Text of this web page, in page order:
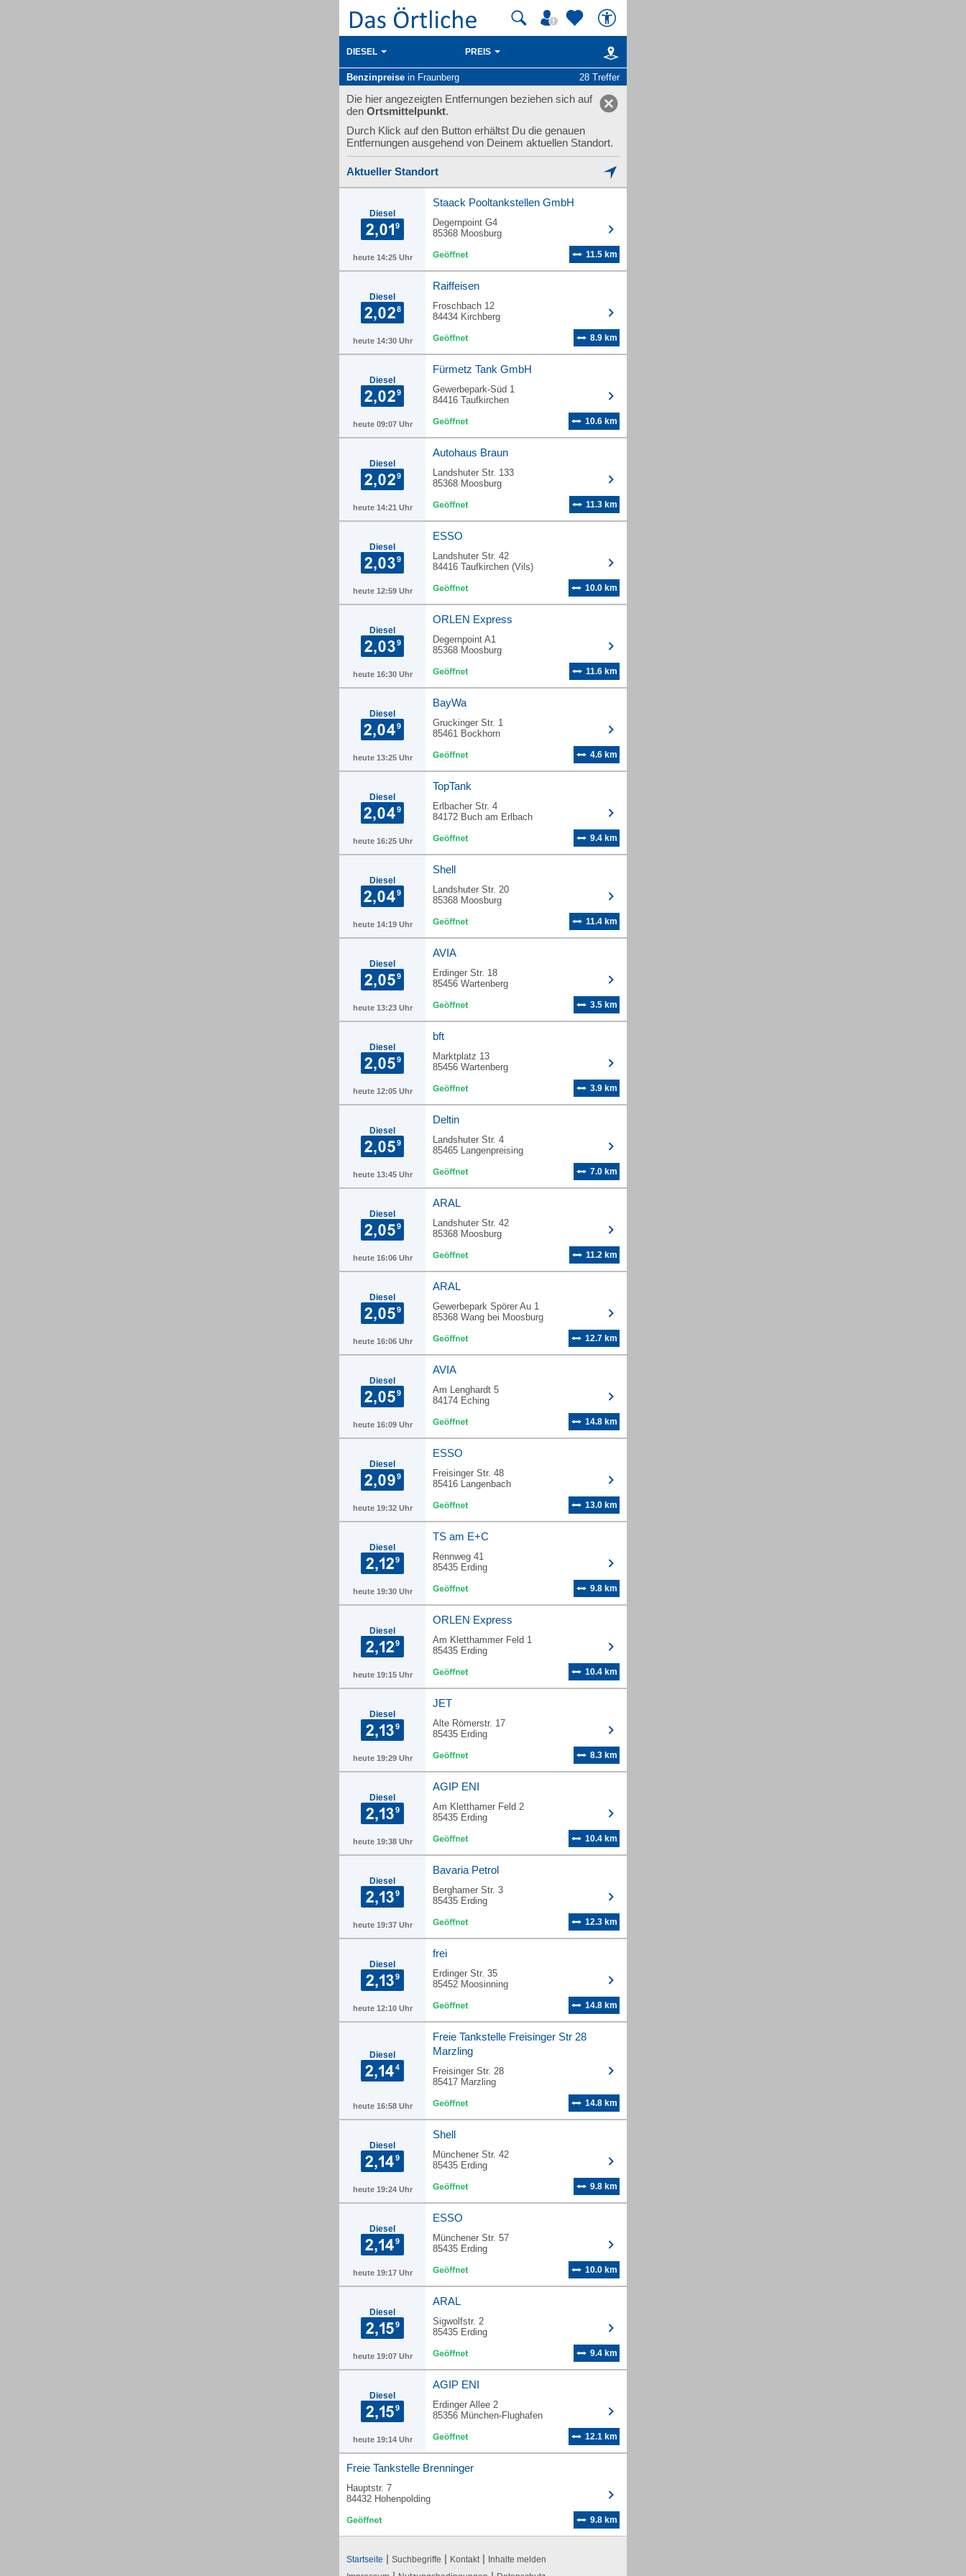
DIESEL PREIS
Benzinpreise in Fraunberg 28 Treffer
Die hier angezeigten Entfernungen beziehen sich auf
den Ortsmittelpunkt.
Durch Klick auf den Button erhältst Du die genauen
Entfernungen ausgehend von Deinem aktuellen Standort.
Aktueller Standort
Diesel
heute 14:25 Uhr
Staack Pooltankstellen GmbH
Degernpoint G4
85368 Moosburg
11.5 km
Diesel
heute 14:30 Uhr
Raiffeisen
Froschbach 12
84434 Kirchberg
8.9 km
Diesel
heute 09:07 Uhr
Fürmetz Tank GmbH
Gewerbepark-Süd 1
84416 Taufkirchen
10.6 km
Diesel
heute 14:21 Uhr
Autohaus Braun
Landshuter Str. 133
85368 Moosburg
11.3 km
Diesel
heute 12:59 Uhr
ESSO
Landshuter Str. 42
84416 Taufkirchen (Vils)
10.0 km
Diesel
heute 16:30 Uhr
ORLEN Express
Degernpoint A1
85368 Moosburg
11.6 km
Diesel
heute 13:25 Uhr
BayWa
Gruckinger Str. 1
85461 Bockhorn
4.6 km
Diesel
heute 16:25 Uhr
TopTank
Erlbacher Str. 4
84172 Buch am Erlbach
9.4 km
Diesel
heute 14:19 Uhr
Shell
Landshuter Str. 20
85368 Moosburg
11.4 km
Diesel
heute 13:23 Uhr
AVIA
Erdinger Str. 18
85456 Wartenberg
3.5 km
Diesel
heute 12:05 Uhr
bft
Marktplatz 13
85456 Wartenberg
3.9 km
Diesel
heute 13:45 Uhr
Deltin
Landshuter Str. 4
85465 Langenpreising
7.0 km
Diesel
heute 16:06 Uhr
ARAL
Landshuter Str. 42
85368 Moosburg
11.2 km
Diesel
heute 16:06 Uhr
ARAL
Gewerbepark Spörer Au 1
85368 Wang bei Moosburg
12.7 km
Diesel
heute 16:09 Uhr
AVIA
Am Lenghardt 5
84174 Eching
14.8 km
Diesel
heute 19:32 Uhr
ESSO
Freisinger Str. 48
85416 Langenbach
13.0 km
Diesel
heute 19:30 Uhr
TS am E+C
Rennweg 41
85435 Erding
9.8 km
Diesel
heute 19:15 Uhr
ORLEN Express
Am Kletthammer Feld 1
85435 Erding
10.4 km
Diesel
heute 19:29 Uhr
JET
Alte Römerstr. 17
85435 Erding
8.3 km
Diesel
heute 19:38 Uhr
AGIP ENI
Am Kletthamer Feld 2
85435 Erding
10.4 km
Diesel
heute 19:37 Uhr
Bavaria Petrol
Berghamer Str. 3
85435 Erding
12.3 km
Diesel
heute 12:10 Uhr
frei
Erdinger Str. 35
85452 Moosinning
14.8 km
Diesel
heute 16:58 Uhr
Freie Tankstelle Freisinger Str 28
Marzling
Freisinger Str. 28
85417 Marzling
14.8 km
Diesel
heute 19:24 Uhr
Shell
Münchener Str. 42
85435 Erding
9.8 km
Diesel
heute 19:17 Uhr
ESSO
Münchener Str. 57
85435 Erding
10.0 km
Diesel
heute 19:07 Uhr
ARAL
Sigwolfstr. 2
85435 Erding
9.4 km
Diesel
heute 19:14 Uhr
AGIP ENI
Erdinger Allee 2
85356 München-Flughafen
12.1 km
Freie Tankstelle Brenninger
Hauptstr. 7
84432 Hohenpolding
9.8 km
Startseite | Suchbegriffe | Kontakt | Inhalte melden